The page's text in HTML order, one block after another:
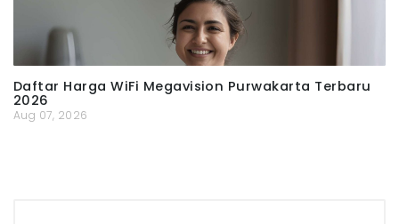
Daftar Harga WiFi Megavision Purwakarta Terbaru
2026
Aug 07, 2026